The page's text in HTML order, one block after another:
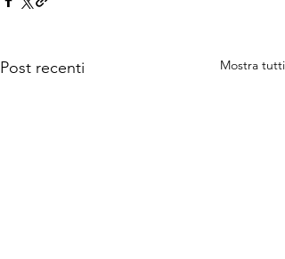
Post recenti Mostra tutti